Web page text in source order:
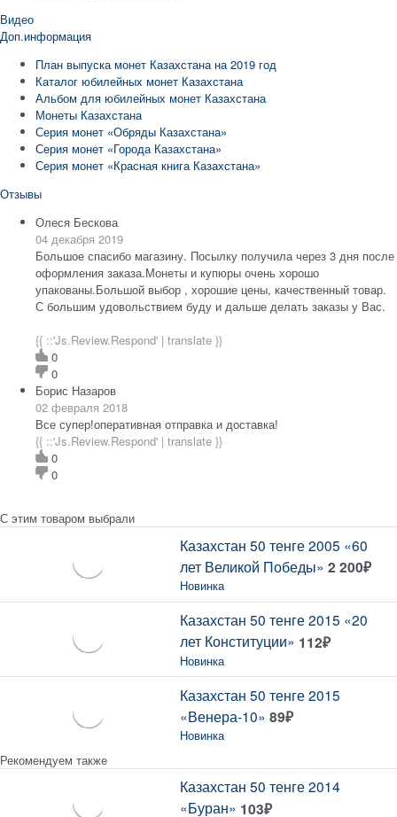
Видео
Доп.информация
План выпуска монет Казахстана на 2019 год
Каталог юбилейных монет Казахстана
Альбом для юбилейных монет Казахстана
Монеты Казахстана
Серия монет «Обряды Казахстана»
Серия монет «Города Казахстана»
Серия монет «Красная книга Казахстана»
Отзывы
Олеся Бескова
04 декабря 2019
Большое спасибо магазину. Посылку получила через 3 дня после
оформления заказа.Монеты и купюры очень хорошо
упакованы.Большой выбор , хорошие цены, качественный товар.
С большим удовольствием буду и дальше делать заказы у Вас.
{{ ::'Js.Review.Respond' | translate }}
0
0
Борис Назаров
02 февраля 2018
Все супер!оперативная отправка и доставка!
{{ ::'Js.Review.Respond' | translate }}
0
0
С этим товаром выбрали
Казахстан 50 тенге 2005 «60
лет Великой Победы» 2 200₽
Новинка
Казахстан 50 тенге 2015 «20
лет Конституции» 112₽
Новинка
Казахстан 50 тенге 2015
«Венера-10» 89₽
Новинка
Рекомендуем также
Казахстан 50 тенге 2014
«Буран» 103₽